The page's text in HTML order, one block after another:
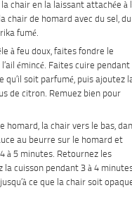
chair en la laissant attachée à
chair de homard avec du sel, du
fumé.
à feu doux, faites fondre le
émincé. Faites cuire pendant
qu’il soit parfumé, puis ajoutez
de citron. Remuez bien pour
homard, la chair vers le bas,
au beurre sur le homard et
à 5 minutes. Retournez les
la cuisson pendant 3 à 4
ce que la chair soit